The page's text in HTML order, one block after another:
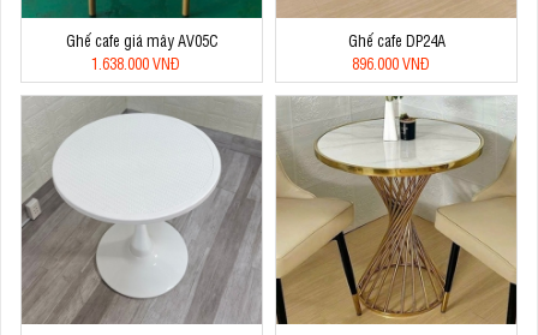
Ghế cafe giá mây AV05C
1.638.000 VNĐ
Ghế cafe DP24A
896.000 VNĐ